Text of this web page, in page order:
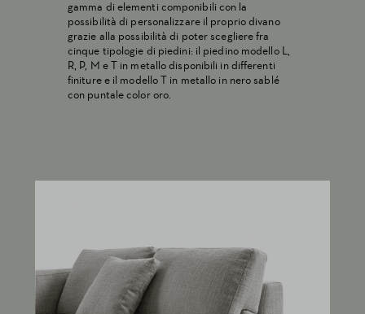
gamma di elementi componibili con la
possibilità di personalizzare il proprio divano
grazie alla possibilità di poter scegliere fra
cinque tipologie di piedini: il piedino modello L,
R, P, M e T in metallo disponibili in differenti
finiture e il modello T in metallo in nero sablé
con puntale color oro.